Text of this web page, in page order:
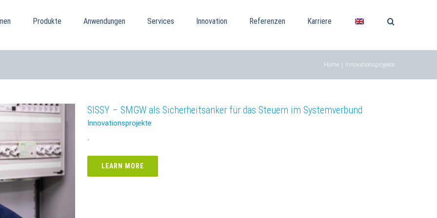
Produkte Anwendungen Services Innovation Referenzen Karriere
Home Innovationsprojekte
SISSY – SMGW als Sicherheitsanker für das Steuern im Systemverbund
Innovationsprojekte
-
LEARN MORE